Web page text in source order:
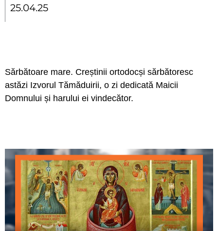
25.04.25
Sărbătoare mare. Creștinii ortodocși sărbătoresc
astăzi Izvorul Tămăduirii, o zi dedicată Maicii
Domnului și harului ei vindecător.